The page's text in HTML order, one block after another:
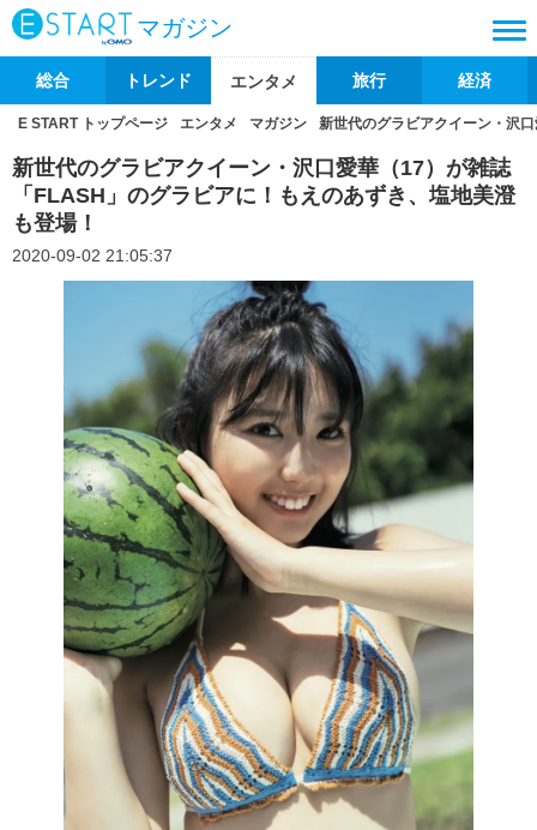
マガジン
総合 トレンド エンタメ 旅行 経済
E START トップページ エンタメ マガジン 新世代のグラビアクイーン・沢
新世代のグラビアクイーン・沢口愛華（17）が雑誌
「FLASH」のグラビアに！もえのあずき、塩地美澄
も登場！
2020-09-02 21:05:37